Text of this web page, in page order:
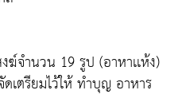
จำนวน 19 รูป (อาหาเเห้ง)
เตรียมไว้ให้ ทำบุญ อาหาร